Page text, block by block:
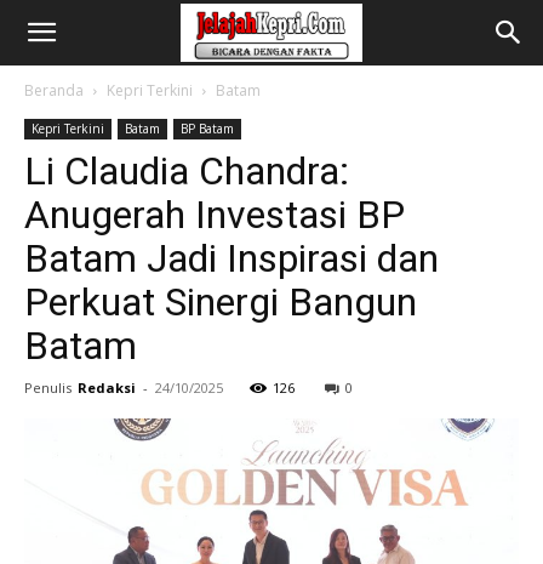
Beranda Kepri Terkini Batam
Kepri Terkini Batam BP Batam
Li Claudia Chandra:
Anugerah Investasi BP
Batam Jadi Inspirasi dan
Perkuat Sinergi Bangun
Batam
Penulis Redaksi - 24/10/2025 126 0